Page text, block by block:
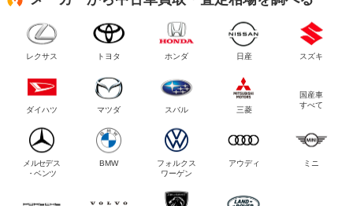
レクサス トヨタ ホンダ 日産 スズキ
ダイハツ マツダ スバル 三菱
国産車
すべて
メルセデス
・ベンツ
BMW
フォルクス
ワーゲン
アウディ ミニ